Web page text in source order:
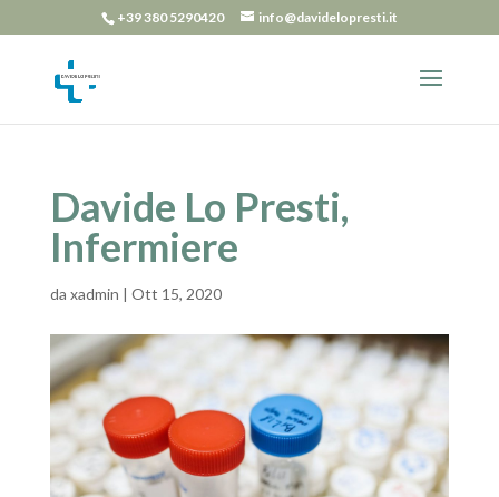
+39 380 5290420 info@davidelopresti.it
Davide Lo Presti,
Infermiere
da xadmin | Ott 15, 2020